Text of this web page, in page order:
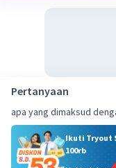
Pertanyaan
apa yang dimaksud
Ikuti Tryout
100rb